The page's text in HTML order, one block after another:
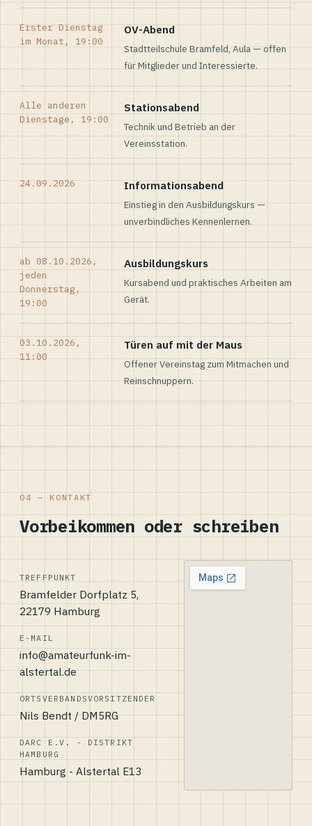
Erster Dienstag
im Monat, 19:00
OV-Abend
Stadtteilschule Bramfeld, Aula — offen
für Mitglieder und Interessierte.
Alle anderen
Dienstage, 19:00
Stationsabend
Technik und Betrieb an der
Vereinsstation.
24.09.2026 Informationsabend
Einstieg in den Ausbildungskurs —
unverbindliches Kennenlernen.
ab 08.10.2026,
jeden
Donnerstag,
19:00
Ausbildungskurs
Kursabend und praktisches Arbeiten am
Gerät.
03.10.2026,
11:00
Türen auf mit der Maus
Offener Vereinstag zum Mitmachen und
Reinschnuppern.
04 — KONTAKT
Vorbeikommen oder schreiben
TREFFPUNKT
Bramfelder Dorfplatz 5,
22179 Hamburg
E-MAIL
info@amateurfunk-im-
alstertal.de
ORTSVERBANDSVORSITZENDER
Nils Bendt / DM5RG
DARC E.V. - DISTRIKT
HAMBURG
Hamburg - Alstertal E13